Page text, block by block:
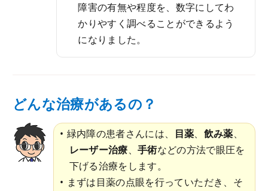
障害の有無や程度を、数字にしてわ
かりやすく調べることができるよう
になりました。
どんな治療があるの？
緑内障の患者さんには、 目薬、 飲み薬、
レーザー治療、 手術などの方法で眼圧を
下げる治療をします。
まずは目薬の点眼を行っていただき、そ